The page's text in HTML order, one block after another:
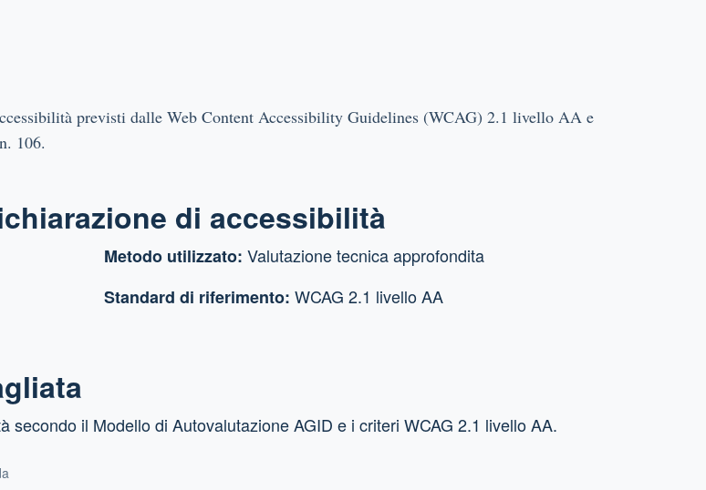
previsti dalle Web Content Accessibility Guidelines (WCAG) 2.1 livello AA e
106.
di accessibilità
Metodo utilizzato: Valutazione tecnica approfondita
Standard di riferimento: WCAG 2.1 livello AA
il Modello di Autovalutazione AGID e i criteri WCAG 2.1 livello AA.